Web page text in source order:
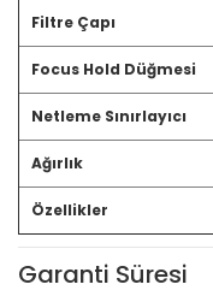
Filtre Çapı
Focus Hold Düğmesi
Netleme Sınırlayıcı
Ağırlık
Özellikler
Garanti Süresi